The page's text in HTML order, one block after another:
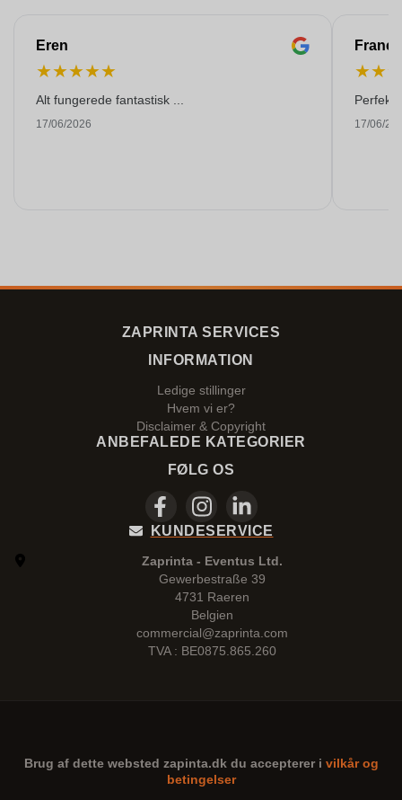
Eren
★★★★★
Alt fungerede fantastisk ...
17/06/2026
★★
17/06/
ZAPRINTA SERVICES
INFORMATION
Ledige stillinger
Hvem vi er?
Disclaimer & Copyright
ANBEFALEDE KATEGORIER
FØLG OS
KUNDESERVICE
Zaprinta - Eventus Ltd.
Gewerbestraße 39
4731 Raeren
Belgien
commercial@zaprinta.com
TVA : BE0875.865.260
Brug af dette websted zapinta.dk du accepterer i vilkår og
betingelser